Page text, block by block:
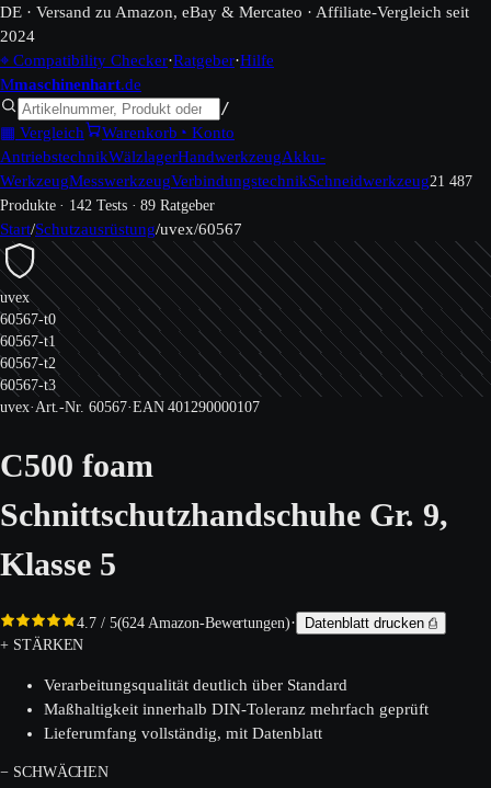
DE · Versand zu Amazon, eBay & Mercateo · Affiliate-Vergleich seit
2024
⌖ Compatibility Checker·Ratgeber·Hilfe
Mmaschinenhart.de
/
▦ Vergleich Warenkorb ◔ Konto
AntriebstechnikWälzlagerHandwerkzeugAkku-
WerkzeugMesswerkzeugVerbindungstechnikSchneidwerkzeug21 487
Produkte · 142 Tests · 89 Ratgeber
Start/Schutzausrüstung/uvex/60567
uvex
60567-t0
60567-t1
60567-t2
60567-t3
uvex·Art.-Nr.60567·EAN401290000107
C500 foam
Schnittschutzhandschuhe Gr. 9,
Klasse 5
4.7/ 5(624 Amazon-Bewertungen)·
Datenblatt drucken ⎙
+ STÄRKEN
Verarbeitungsqualität deutlich über Standard
Maßhaltigkeit innerhalb DIN-Toleranz mehrfach geprüft
Lieferumfang vollständig, mit Datenblatt
− SCHWÄCHEN